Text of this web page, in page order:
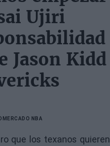
Ujiri
Jason Kidd
MERCADO NBA
que los texanos quieren